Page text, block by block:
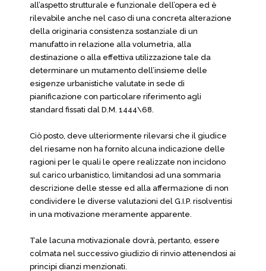
all’aspetto strutturale e funzionale dell’opera ed è
rilevabile anche nel caso di una concreta alterazione
della originaria consistenza sostanziale di un
manufatto in relazione alla volumetria, alla
destinazione o alla effettiva utilizzazione tale da
determinare un mutamento dell’insieme delle
esigenze urbanistiche valutate in sede di
pianificazione con particolare riferimento agli
standard fissati dal D.M. 1444\68.
Ciò posto, deve ulteriormente rilevarsi che il giudice
del riesame non ha fornito alcuna indicazione delle
ragioni per le quali le opere realizzate non incidono
sul carico urbanistico, limitandosi ad una sommaria
descrizione delle stesse ed alla affermazione di non
condividere le diverse valutazioni del G.I.P. risolventisi
in una motivazione meramente apparente.
Tale lacuna motivazionale dovrà, pertanto, essere
colmata nel successivo giudizio di rinvio attenendosi ai
principi dianzi menzionati.